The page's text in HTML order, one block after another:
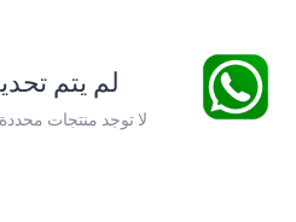
لم يتم
لا توجد منتجات